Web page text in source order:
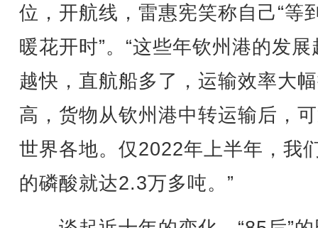
位，开航线，雷惠宪笑称自己“等
暖花开时”。“这些年钦州港的发展
越快，直航船多了，运输效率大
高，货物从钦州港中转运输后，
世界各地。仅2022年上半年，我
的磷酸就达2.3万多吨。”